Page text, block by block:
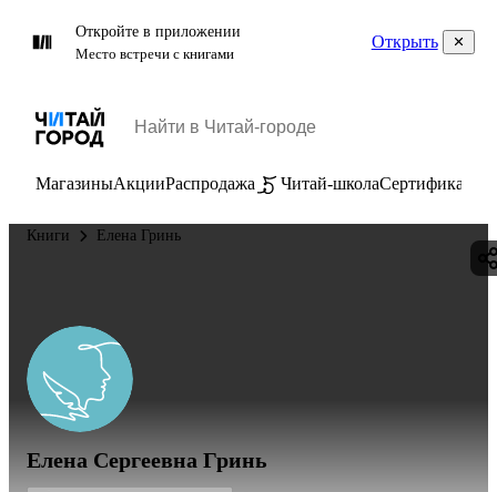
Откройте в приложении
Место встречи с книгами
Открыть
МагазиныАкцииРаспродажа Читай-школаСертификаты
Книги Елена Гринь
Елена Сергеевна Гринь